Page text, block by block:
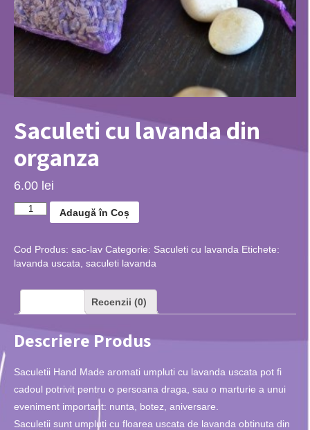
Saculeti cu lavanda din
organza
6.00 lei
Adaugă în Coș
Cod Produs: sac-lav Categorie: Saculeti cu lavanda Etichete:
lavanda uscata, saculeti lavanda
Recenzii (0)
Descriere Produs
Saculetii Hand Made aromati umpluti cu lavanda uscata pot fi
cadoul potrivit pentru o persoana draga, sau o marturie a unui
eveniment important: nunta, botez, aniversare.
Saculetii sunt umpluti cu floarea uscata de lavanda obtinuta din